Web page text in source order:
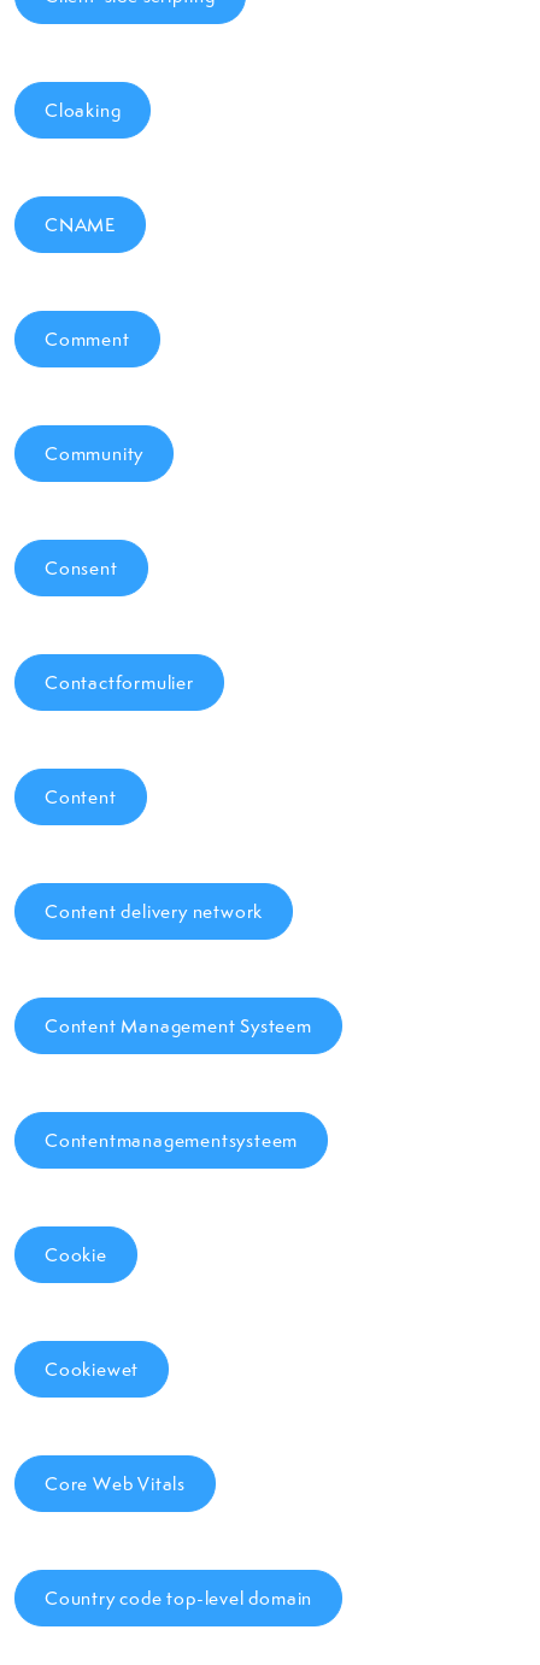
Cloaking
CNAME
Comment
Community
Consent
Contactformulier
Content
Content delivery network
Content Management Systeem
Contentmanagementsysteem
Cookie
Cookiewet
Core Web Vitals
Country code top-level domain